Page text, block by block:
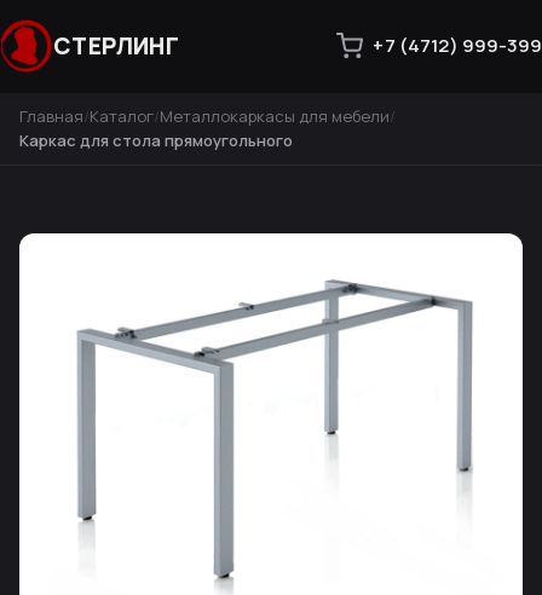
СТЕРЛИНГ +7 (4712) 999-399
Главная Каталог Металлокаркасы для мебели
Каркас для стола прямоугольного